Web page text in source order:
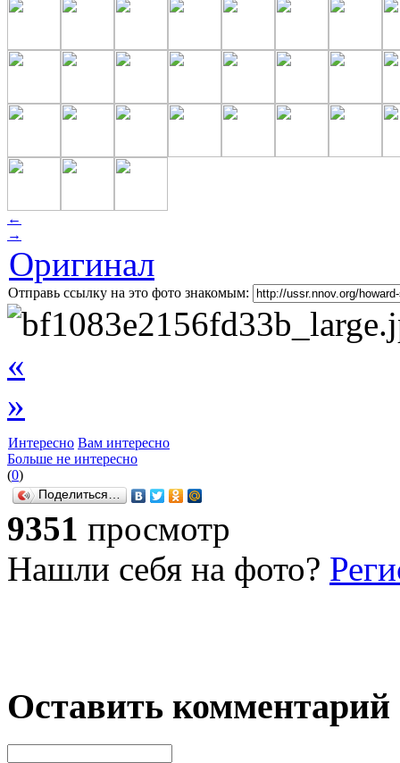
←
→
Оригинал
Отправь ссылку на это фото знакомым:
«
»
Интересно Вам интересно
Больше не интересно
(0)
Поделиться…
9351 просмотр
Нашли себя на фото?
Оставить комментарий